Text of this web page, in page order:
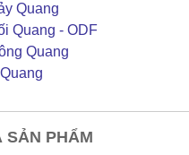
Quang
Quang - ODF
Quang
SẢN PHẨM